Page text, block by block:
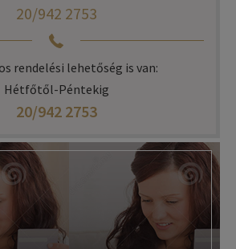
20/942 2753
rendelési lehetőség is van:
Hétfőtől-Péntekig
20/942 2753